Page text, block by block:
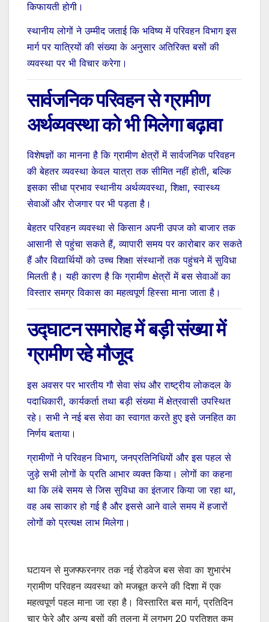
किफायती होगी।
स्थानीय लोगों ने उम्मीद जताई कि भविष्य में परिवहन विभाग इस
मार्ग पर यात्रियों की संख्या के अनुसार अतिरिक्त बसों की
व्यवस्था पर भी विचार करेगा।
सार्वजनिक परिवहन से ग्रामीण
अर्थव्यवस्था को भी मिलेगा बढ़ावा
विशेषज्ञों का मानना है कि ग्रामीण क्षेत्रों में सार्वजनिक परिवहन
की बेहतर व्यवस्था केवल यात्रा तक सीमित नहीं होती, बल्कि
इसका सीधा प्रभाव स्थानीय अर्थव्यवस्था, शिक्षा, स्वास्थ्य
सेवाओं और रोजगार पर भी पड़ता है।
बेहतर परिवहन व्यवस्था से किसान अपनी उपज को बाजार तक
आसानी से पहुंचा सकते हैं, व्यापारी समय पर कारोबार कर सकते
हैं और विद्यार्थियों को उच्च शिक्षा संस्थानों तक पहुंचने में सुविधा
मिलती है। यही कारण है कि ग्रामीण क्षेत्रों में बस सेवाओं का
विस्तार समग्र विकास का महत्वपूर्ण हिस्सा माना जाता है।
उद्घाटन समारोह में बड़ी संख्या में
ग्रामीण रहे मौजूद
इस अवसर पर भारतीय गौ सेवा संघ और राष्ट्रीय लोकदल के
पदाधिकारी, कार्यकर्ता तथा बड़ी संख्या में क्षेत्रवासी उपस्थित
रहे। सभी ने नई बस सेवा का स्वागत करते हुए इसे जनहित का
निर्णय बताया।
ग्रामीणों ने परिवहन विभाग, जनप्रतिनिधियों और इस पहल से
जुड़े सभी लोगों के प्रति आभार व्यक्त किया। लोगों का कहना
था कि लंबे समय से जिस सुविधा का इंतजार किया जा रहा था,
वह अब साकार हो गई है और इससे आने वाले समय में हजारों
लोगों को प्रत्यक्ष लाभ मिलेगा।
घटायन से मुजफ्फरनगर तक नई रोडवेज बस सेवा का शुभारंभ
ग्रामीण परिवहन व्यवस्था को मजबूत करने की दिशा में एक
महत्वपूर्ण पहल माना जा रहा है। विस्तारित बस मार्ग, प्रतिदिन
चार फेरे और अन्य बसों की तुलना में लगभग 20 प्रतिशत कम